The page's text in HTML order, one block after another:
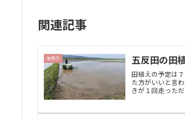
関連記事
米作り 五反田の田
田植えの予定は
た方がいいと言
きが１回走った